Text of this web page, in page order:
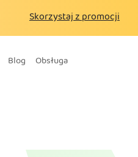
Skorzystaj z promocji
Blog Obsługa